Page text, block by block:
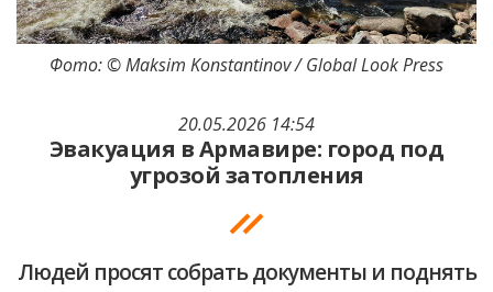
20.05.2026 14:54
Эвакуация в Армавире: город под
угрозой затопления
Людей просят собрать документы и поднять
Фото: © Maksim Konstantinov / Global Look Press